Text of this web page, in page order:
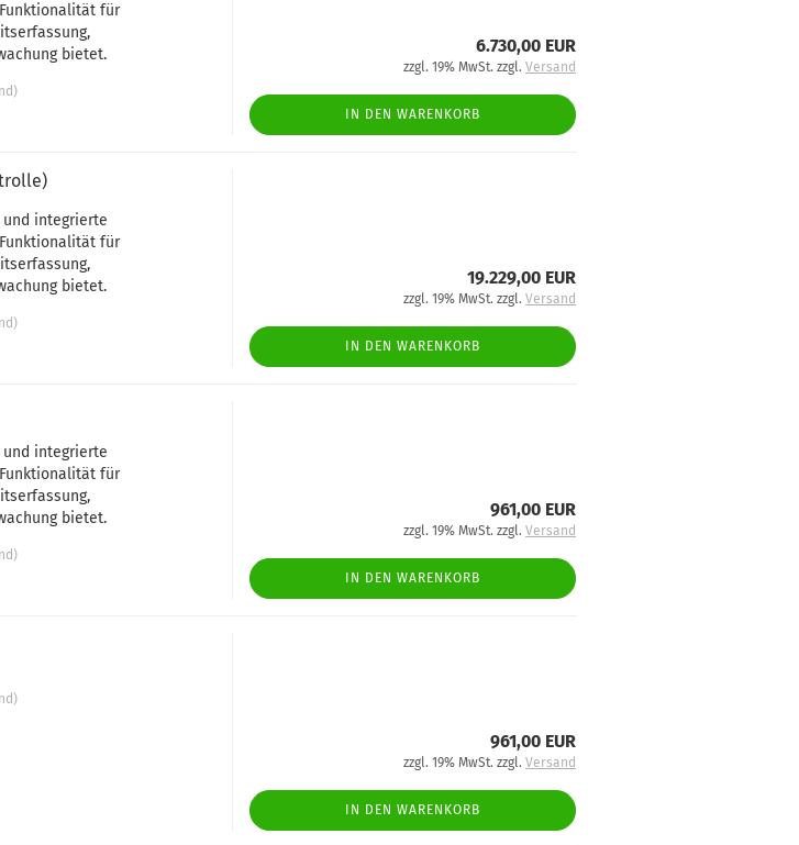
für
bietet.
6.730,00 EUR
zzgl. 19% MwSt. zzgl. Versand
IN DEN WARENKORB
integrierte
für
bietet.
19.229,00 EUR
zzgl. 19% MwSt. zzgl. Versand
IN DEN WARENKORB
integrierte
für
bietet.
961,00 EUR
zzgl. 19% MwSt. zzgl. Versand
IN DEN WARENKORB
961,00 EUR
zzgl. 19% MwSt. zzgl. Versand
IN DEN WARENKORB